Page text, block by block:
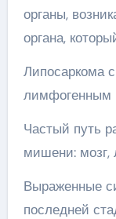
органы,
органа,
Липосаркома
лимфогенным
Частый путь
мишени: мозг,
Выраженные
последней